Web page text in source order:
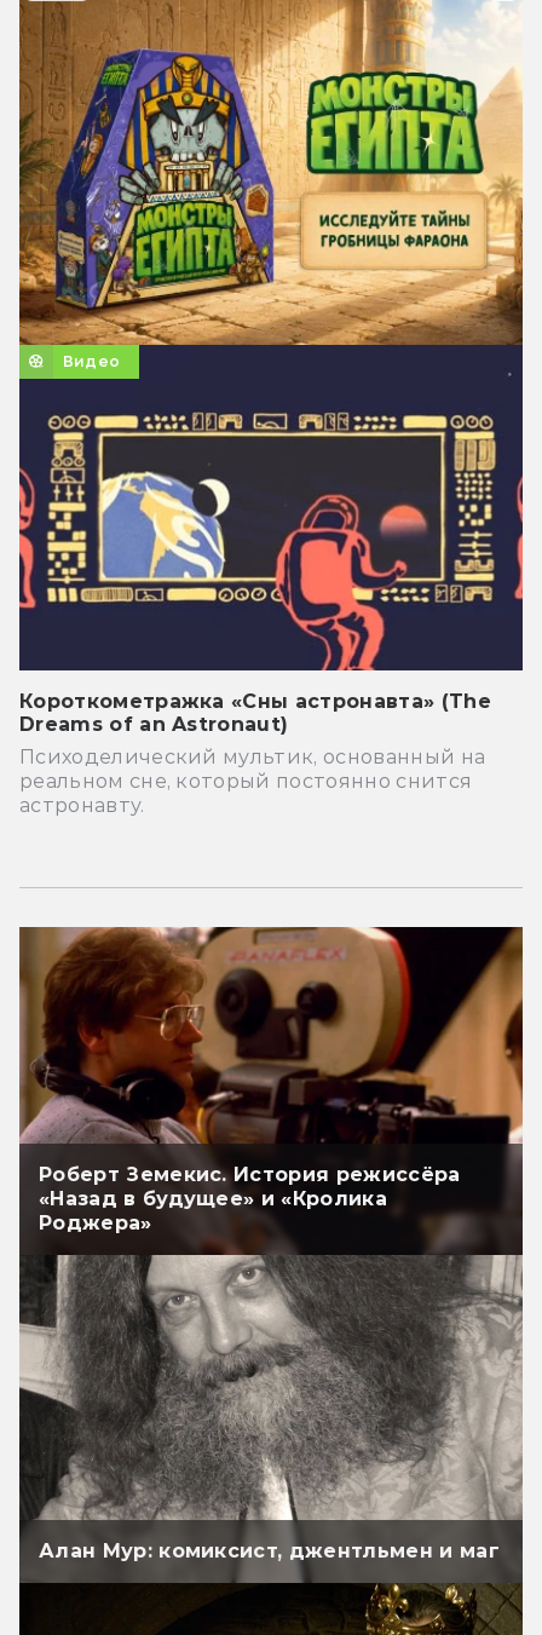
Видео
Короткометражка «Сны астронавта» (The
Dreams of an Astronaut)
Психоделический мультик, основанный на
реальном сне, который постоянно снится
астронавту.
Роберт Земекис. История режиссёра
«Назад в будущее» и «Кролика
Роджера»
Алан Мур: комиксист, джентльмен и маг